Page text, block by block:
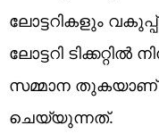
ലോട്ടറികളും
ലോട്ടറി
സമ്മാന തുകയാണ്
ചെയ്യുന്നത്.